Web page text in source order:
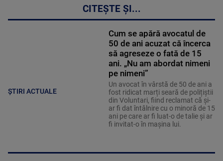
CITEȘTE ȘI...
ȘTIRI ACTUALE
Cum se apără avocatul de
50 de ani acuzat că încerca
să agreseze o fată de 15
ani. „Nu am abordat nimeni
pe nimeni”
Un avocat în vârstă de 50 de ani a
fost ridicat marți seară de polițiștii
din Voluntari, fiind reclamat că și-
ar fi dat întâlnire cu o minoră de 15
ani pe care ar fi luat-o de talie și ar
fi invitat-o în mașina lui.